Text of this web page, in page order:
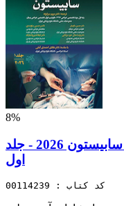
8%
ترجمه کامل کتاب جامع جراحی سابیستون 2026 - جلد
اول
کد کتاب : 00114239